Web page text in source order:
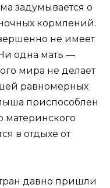
задумывается о
ночных кормлений.
не имеет
одна мать —
мира не делает
равномерных
приспособлен
в отдыхе от
давно пришли